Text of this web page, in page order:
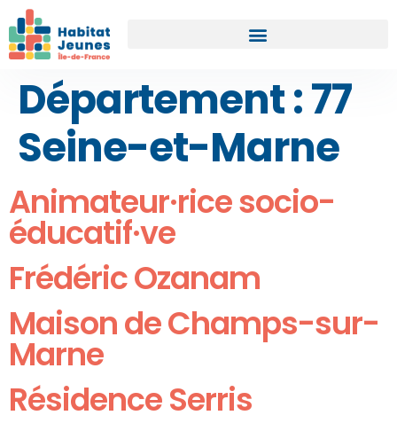
Département :77
Seine-et-Marne
Animateur·rice socio-
éducatif·ve
Frédéric Ozanam
Maison de Champs-sur-
Marne
Résidence Serris